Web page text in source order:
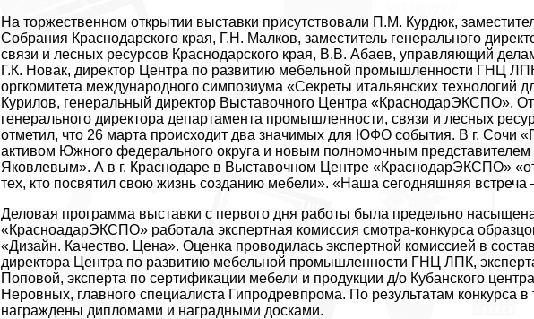
На торжественном открытии выставки присутствовали П.М. Курдюк,
Собрания Краснодарского края, Г.Н. Малков, заместитель генерального
связи и лесных ресурсов Краснодарского края, В.В. Абаев, управляющий
Г.К. Новак, директор Центра по развитию мебельной промышленности ГНЦ
оргкомитета международного симпозиума «Секреты итальянских технологий
Курилов, генеральный директор Выставочного Центра «КраснодарЭКСПО».
генерального директора департамента промышленности, связи и лесных
отметил, что 26 марта происходит два значимых для ЮФО события. В г. Сочи
активом Южного федерального округа и новым полномочным
Яковлевым». А в г. Краснодаре в Выставочном Центре «КраснодарЭКСПО»
тех, кто посвятил свою жизнь созданию мебели». «Наша сегодняшняя встреча
Деловая программа выставки с первого дня работы была предельно
«КрасноадарЭКСПО» работала экспертная комиссия смотра-конкурса
«Дизайн. Качество. Цена». Оценка проводилась экспертной комиссией в
директора Центра по развитию мебельной промышленности ГНЦ ЛПК,
Поповой, эксперта по сертификации мебели и продукции д/о Кубанского
Неровных, главного специалиста Гипродревпрома. По результатам конкурса
награждены дипломами и наградными досками.